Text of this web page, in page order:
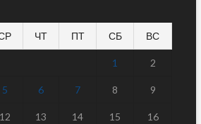
ЧТ ПТ СБ ВС
1 2
5 6 7 8 9
12 13 14 15 16